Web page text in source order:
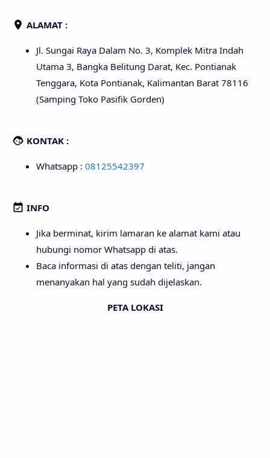
ALAMAT :
Jl. Sungai Raya Dalam No. 3, Komplek Mitra Indah
Utama 3, Bangka Belitung Darat, Kec. Pontianak
Tenggara, Kota Pontianak, Kalimantan Barat 78116
(Samping Toko Pasifik Gorden)
KONTAK :
Whatsapp : 08125542397
INFO
Jika berminat, kirim lamaran ke alamat kami atau
hubungi nomor Whatsapp di atas.
Baca informasi di atas dengan teliti, jangan
menanyakan hal yang sudah dijelaskan.
PETA LOKASI